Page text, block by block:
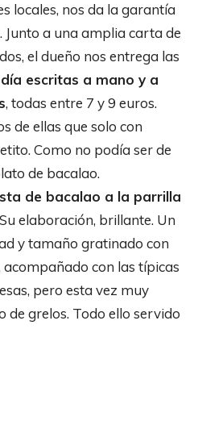
locales, nos da la garantía
Junto a una amplia carta de
el dueño nos entrega las
escritas a mano y a
, todas entre 7 y 9 euros.
de ellas que solo con
Como no podía ser de
de bacalao.
de bacalao a la parrilla
elaboración, brillante. Un
y tamaño gratinado con
con las típicas
pero esta vez muy
de grelos. Todo ello servido